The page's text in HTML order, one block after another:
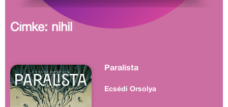
Címke: nihil
Paralista
Ecsédi Orsolya